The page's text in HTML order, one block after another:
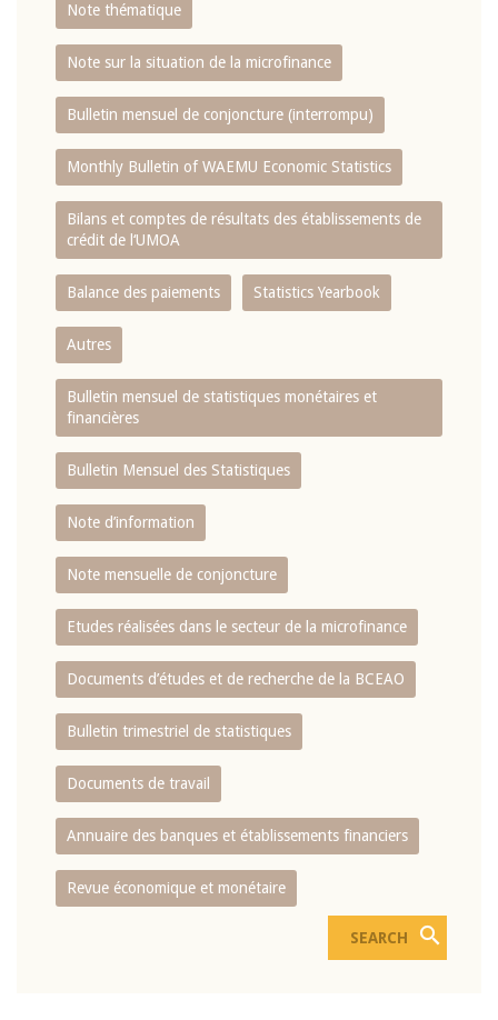
Note thématique
Note sur la situation de la microfinance
Bulletin mensuel de conjoncture (interrompu)
Monthly Bulletin of WAEMU Economic Statistics
Bilans et comptes de résultats des établissements de
crédit de l‘UMOA
Balance des paiements Statistics Yearbook
Autres
Bulletin mensuel de statistiques monétaires et
financières
Bulletin Mensuel des Statistiques
Note d’information
Note mensuelle de conjoncture
Etudes réalisées dans le secteur de la microfinance
Documents d’études et de recherche de la BCEAO
Bulletin trimestriel de statistiques
Documents de travail
Annuaire des banques et établissements financiers
Revue économique et monétaire